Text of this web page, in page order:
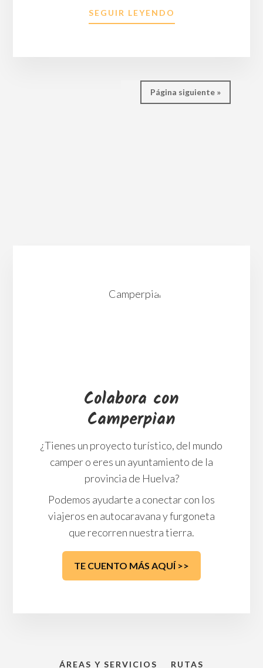
SEGUIR LEYENDO
DE
ÁLAMO
Página siguiente »
Otros viajes y destinos
Colabora con
Camperpian
¿Tienes un proyecto turístico, del mundo
camper o eres un ayuntamiento de la
provincia de Huelva?
Podemos ayudarte a conectar con los
viajeros en autocaravana y furgoneta
que recorren nuestra tierra.
TE CUENTO MÁS AQUÍ >>
ÁREAS Y SERVICIOS RUTAS